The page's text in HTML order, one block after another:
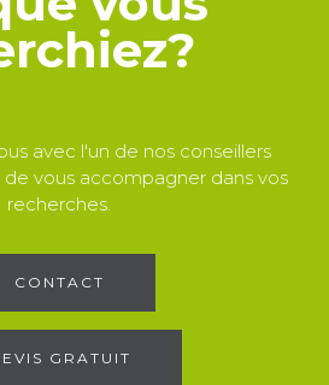
avec l'un de nos conseillers
de vous accompagner dans vos
recherches.
CONTACT
GRATUIT